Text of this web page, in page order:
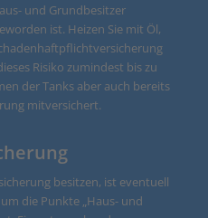
und Grundbesitzer
ist. Heizen Sie mit Öl,
Risiko zumindest bis zu
der Tanks aber auch bereits
mitversichert.
besitzen, ist eventuell
die Punkte „Haus- und